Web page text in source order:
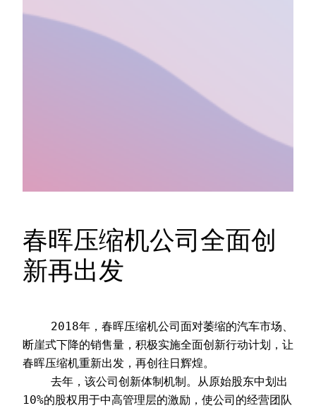
春晖压缩机公司全面创
新再出发
断崖式下降的销售量，积极实施全面创新行动计划，让
春晖压缩机重新出发，再创往日辉煌。
10%的股权用于中高管理层的激励，使公司的经营团队